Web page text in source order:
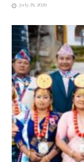
July 29, 2026